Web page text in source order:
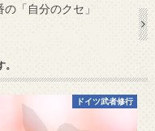
の「自分のクセ」
ドイツ武者修行